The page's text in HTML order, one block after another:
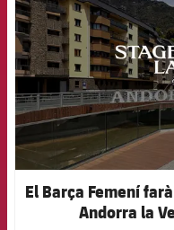
El Barça Femení
Andorra la